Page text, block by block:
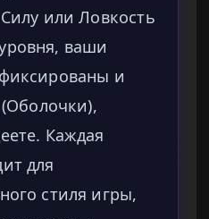
или Ловкость
ваши
и
(Оболочки),
Каждая
для
стиля игры,